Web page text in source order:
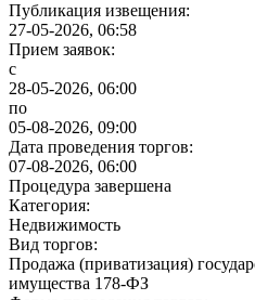
Публикация извещения:
27-05-2026, 06:58
Прием заявок:
с
28-05-2026, 06:00
по
05-08-2026, 09:00
Дата проведения торгов:
07-08-2026, 06:00
Процедура завершена
Категория:
Недвижимость
Вид торгов:
Продажа (приватизация)
имущества 178-ФЗ